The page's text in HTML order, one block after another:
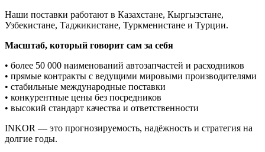
Наши поставки работают в Казахстане, Кыргызстане,
Узбекистане, Таджикистане, Туркменистане и Турции.
Масштаб, который говорит сам за себя
• более 50 000 наименований автозапчастей и расходников
• прямые контракты с ведущими мировыми производителями
• стабильные международные поставки
• конкурентные цены без посредников
• высокий стандарт качества и ответственности
INKOR — это прогнозируемость, надёжность и стратегия на
долгие годы.